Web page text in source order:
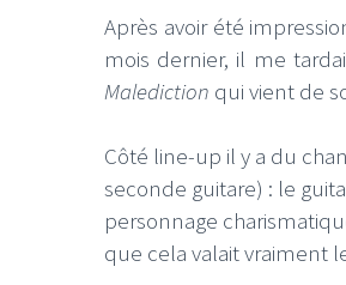
Après avoir été
mois dernier, il me
Malediction qui vient de
Côté line-up il y a du
seconde guitare) : le
personnage
que cela valait vraiment